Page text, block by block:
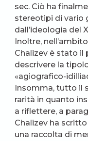
sec. Ciò ha
stereotipi di vario
dall’ideologia del
Inoltre,
Chalizev è stato il
descrivere la
«agiografico-
Insomma, tutto il
rarità in quanto
a riflettere, a
Chalizev ha
una raccolta di